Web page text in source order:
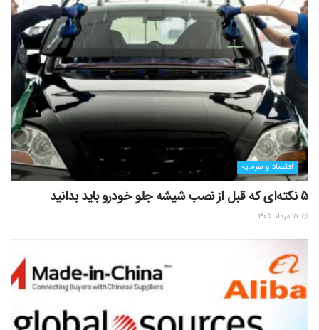
اقتصاد و سرمایه
5 نکته‌ای که قبل از نصب شیشه جلو خودرو باید بدانید